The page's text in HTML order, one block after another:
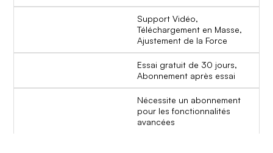
Support Vidéo,
Téléchargement en Masse,
Ajustement de la Force
Essai gratuit de 30 jours,
Abonnement après essai
Nécessite un abonnement
pour les fonctionnalités
avancées